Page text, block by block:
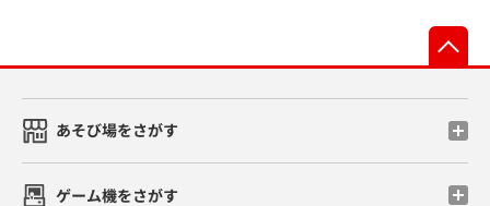
あそび場をさがす
ゲーム機をさがす